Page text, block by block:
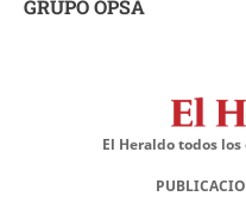
GRUPO OPSA
El Heraldo todos